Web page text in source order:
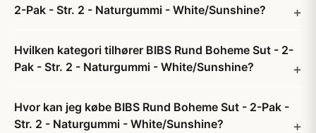
2-Pak - Str. 2 - Naturgummi - White/Sunshine?
Hvilken kategori tilhører BIBS Rund Boheme Sut - 2-
Pak - Str. 2 - Naturgummi - White/Sunshine?
Hvor kan jeg købe BIBS Rund Boheme Sut - 2-Pak -
Str. 2 - Naturgummi - White/Sunshine?